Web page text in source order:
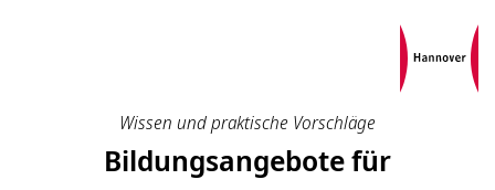
Wissen und praktische Vorschläge
Bildungsangebote für